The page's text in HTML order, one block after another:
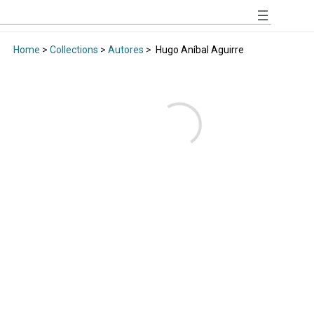
Home > Collections > Autores > Hugo Aníbal Aguirre